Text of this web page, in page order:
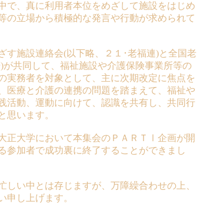
で、真に利用者本位をめざして施設をはじめ
の立場から積極的な発言や行動が求められて
施設連絡会(以下略、２１･老福連)と全国老
共同して、福祉施設や介護保険事業所等の
実務者を対象として、主に次期改定に焦点を
医療と介護の連携の問題を踏まえて、福祉や
活動、運動に向けて、認識を共有し、共同行
思います。
正大学において本集会のＰＡＲＴⅠ企画が開
参加者で成功裏に終了することができまし
い中とは存じますが、万障繰合わせの上、
申し上げます。